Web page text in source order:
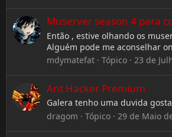
Muserver season 4 para
Então , estive olhando os
Alguém pode me aconselhar
mdymatefat
Tópico 23 de
Ant Hacker Premium
Galera tenho uma duvida
dragom
Tópico 29 de Maio